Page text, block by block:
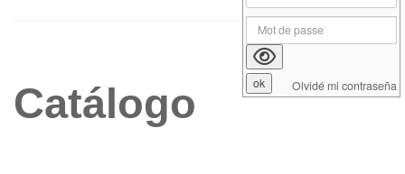
Catálogo Olvidé mi contraseña